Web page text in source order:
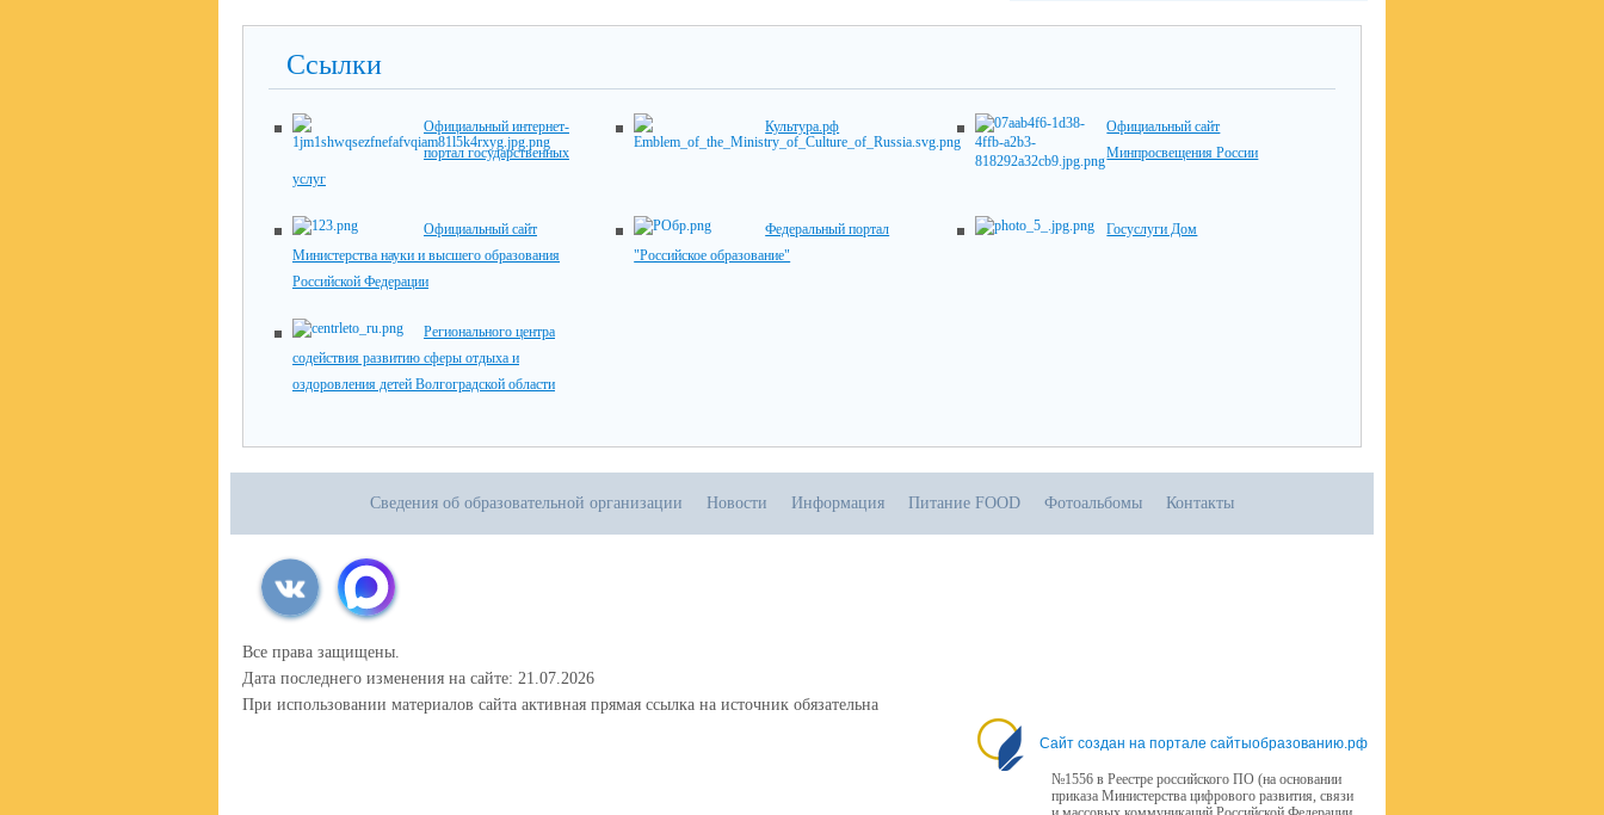
Ссылки
Официальный интернет-
портал государственных
услуг
Культура.рф
Официальный сайт
Минпросвещения России
Официальный сайт
Министерства науки и высшего образования
Российской Федерации
Федеральный портал
"Российское образование"
Госуслуги Дом
Регионального центра
содействия развитию сферы отдыха и
оздоровления детей Волгоградской области
Сведения об образовательной организации Новости Информация Питание FOOD Фотоальбомы Контакты
Все права защищены.
Дата последнего изменения на сайте: 21.07.2026
При использовании материалов сайта активная прямая ссылка на источник обязательна
Сайт создан на портале сайтыобразованию.рф
№1556 в Реестре российского ПО (на основании
приказа Министерства цифрового развития, связи